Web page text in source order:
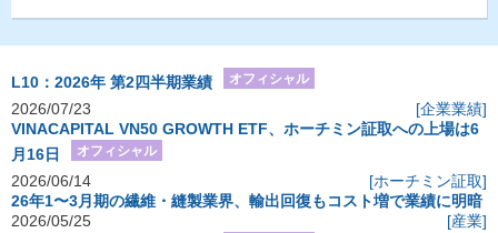
L10：2026年 第2四半期業績 オフィシャル
2026/07/23
[企業業績]
VINACAPITAL VN50 GROWTH ETF、ホーチミン証取への上場は6
月16日
オフィシャル
2026/06/14
[ホーチミン証取]
26年1〜3月期の繊維・縫製業界、輸出回復もコスト増で業績に明暗
2026/05/25
[産業]